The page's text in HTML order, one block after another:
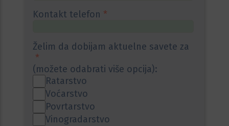
Kontakt telefon *
Želim da dobijam aktuelne savete za
*
(možete odabrati više opcija):
Ratarstvo
Voćarstvo
Povrtarstvo
Vinogradarstvo